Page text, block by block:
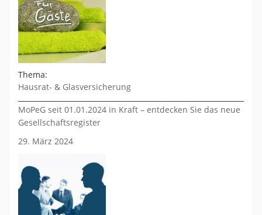
Thema:
Hausrat- & Glasversicherung
MoPeG seit 01.01.2024 in Kraft – entdecken Sie das neue
Gesellschaftsregister
29. März 2024